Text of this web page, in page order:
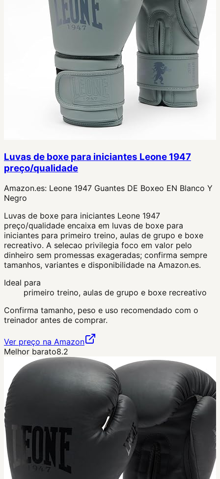
Luvas de boxe para iniciantes Leone 1947
preço/qualidade
Amazon.es: Leone 1947 Guantes DE Boxeo EN Blanco Y
Negro
Luvas de boxe para iniciantes Leone 1947
preço/qualidade encaixa em luvas de boxe para
iniciantes para primeiro treino, aulas de grupo e boxe
recreativo. A selecao privilegia foco em valor pelo
dinheiro sem promessas exageradas; confirma sempre
tamanhos, variantes e disponibilidade na Amazon.es.
Ideal para
primeiro treino, aulas de grupo e boxe recreativo
Confirma tamanho, peso e uso recomendado com o
treinador antes de comprar.
Ver preço na Amazon
Melhor barato8.2